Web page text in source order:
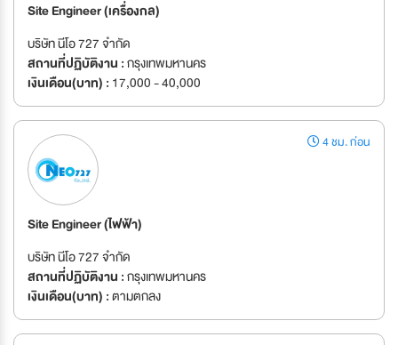
Site Engineer (เครื่องกล)
บริษัท นีโอ 727 จำกัด
สถานที่ปฏิบัติงาน :กรุงเทพมหานคร
เงินเดือน(บาท) : 17,000 - 40,000
4 ชม. ก่อน
Site Engineer (ไฟฟ้า)
บริษัท นีโอ 727 จำกัด
สถานที่ปฏิบัติงาน :กรุงเทพมหานคร
เงินเดือน(บาท) :ตามตกลง